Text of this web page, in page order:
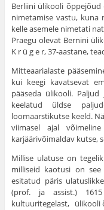
Berliini ülikooli
nime­tamise vastu, kuna
kelle asemele nimetati
Praegu olevat Bernini
K r ü g e r, 37-aastane,
Mitteaarialaste
kui keegi kavatsevat
pääseda ülikooli.
keelatud üldse
loomaarstikutse keeld.
viimasel ajal
karjäärivõimaldav kutse,
Millise ulatuse on
milliseid kaotusi on
esitatud päris
(prof. ja assist.)
kultuuritegelast, ülikooli